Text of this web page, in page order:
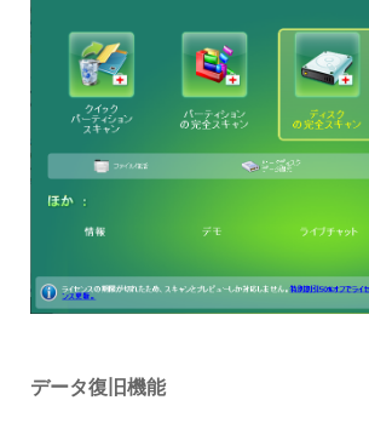
データ復旧機能